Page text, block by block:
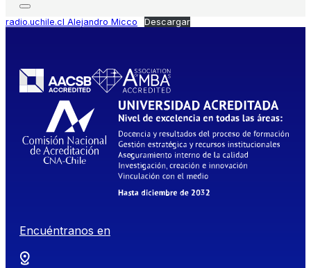
radio.uchile.cl Alejandro Micco Descargar
Encuéntranos en